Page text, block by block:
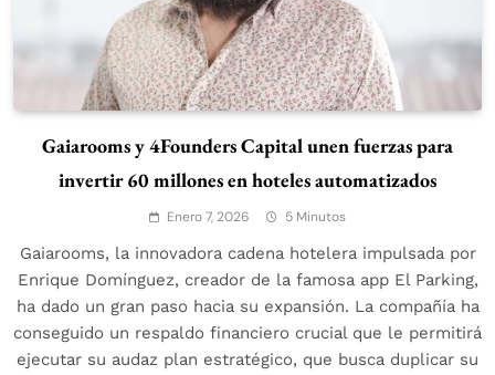
Gaiarooms y 4Founders Capital unen fuerzas para
invertir 60 millones en hoteles automatizados
Enero 7, 2026 5 Minutos
Gaiarooms, la innovadora cadena hotelera impulsada por
Enrique Domínguez, creador de la famosa app El Parking,
ha dado un gran paso hacia su expansión. La compañía ha
conseguido un respaldo financiero crucial que le permitirá
ejecutar su audaz plan estratégico, que busca duplicar su